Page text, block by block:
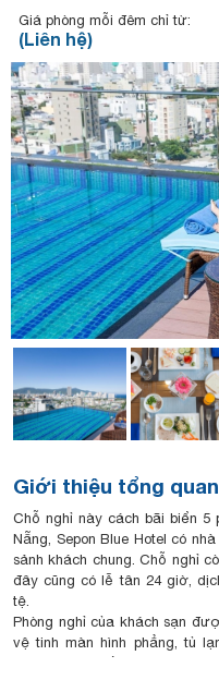
Giá phòng mỗi đêm chỉ từ:
(Liên hệ)
Giới thiệu tổng quan
Chỗ nghỉ này cách bãi biển
Nẵng, Sepon Blue Hotel có
sảnh khách chung. Chỗ nghỉ
đây cũng có lễ tân 24 giờ,
tệ.
Phòng nghỉ của khách sạn
vệ tinh màn hình phẳng, tủ
(bidet), máy sấy tóc và bàn